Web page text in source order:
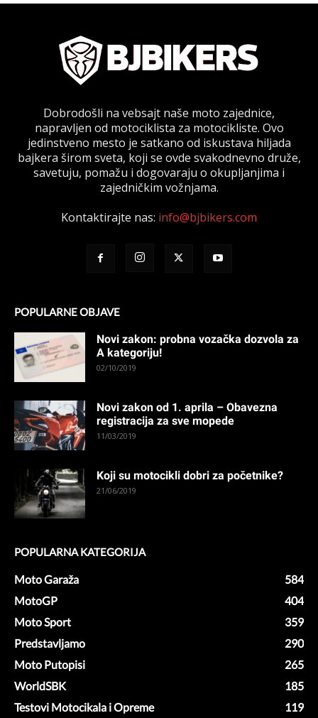
Dobrodošli na vebsajt naše moto zajednice,
napravljen od motociklista za motocikliste. Ovo
jedinstveno mesto je satkano od iskustava hiljada
bajkera širom sveta, koji se ovde svakodnevno druže,
savetuju, pomažu i dogovaraju o okupljanjima i
zajedničkim vožnjama.
Kontaktirajte nas: info@bjbikers.com
POPULARNE OBJAVE
Novi zakon: probna vozačka dozvola za
A kategoriju!
02/10/2019
Novi zakon od 1. aprila – Obavezna
registracija za sve mopede
11/03/2019
Koji su motocikli dobri za početnike?
21/06/2019
POPULARNA KATEGORIJA
Moto Garaža
584
MotoGP
404
Moto Sport
359
Predstavljamo
290
Moto Putopisi
265
WorldSBK
185
Testovi Motocikala i Opreme
119